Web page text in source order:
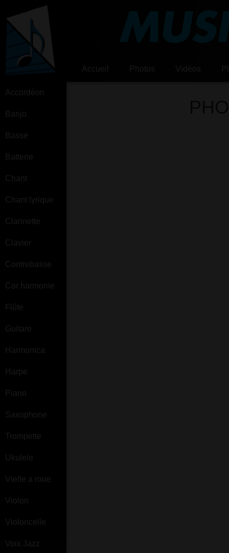
Accueil Photos Vidéos
Accordéon
Banjo
Basse
Batterie
Chant
Chant lyrique
Clarinette
Clavier
Contrebasse
Cor harmonie
Flûte
Guitare
Harmonica
Harpe
Piano
Saxophone
Trompette
Ukulele
Vielle a roue
Violon
Violoncelle
Voix Jazz